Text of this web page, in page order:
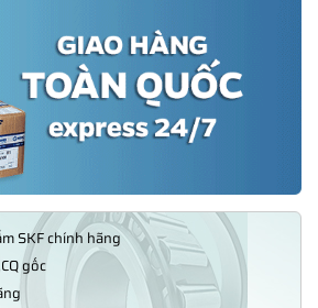
SKF chính hãng
gốc